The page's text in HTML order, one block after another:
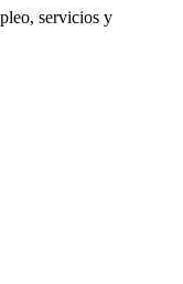
servicios y